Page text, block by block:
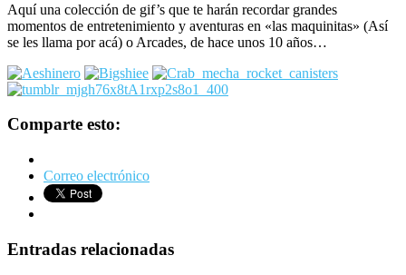
Aquí una colección de gif’s que te harán recordar grandes
momentos de entretenimiento y aventuras en «las maquinitas» (Así
se les llama por acá) o Arcades, de hace unos 10 años…
Comparte esto:
Correo electrónico
Entradas relacionadas